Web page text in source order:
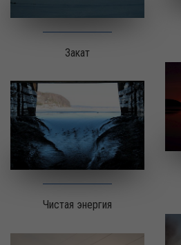
Закат
Чистая энергия